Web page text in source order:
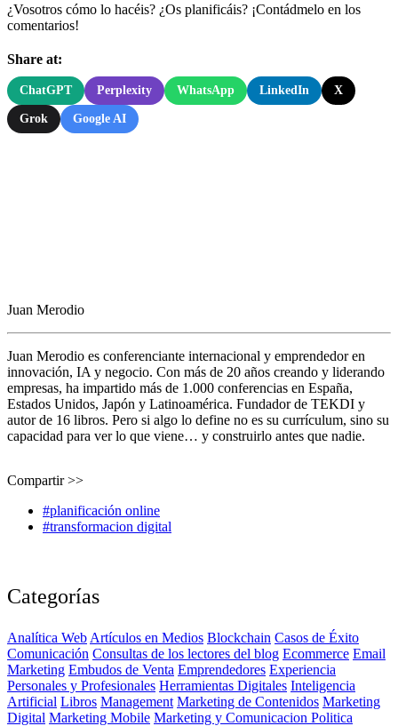
¿Vosotros cómo lo hacéis? ¿Os planificáis? ¡Contádmelo en los
comentarios!
Share at:
ChatGPT Perplexity WhatsApp LinkedIn X
Grok Google AI
Juan Merodio
Juan Merodio es conferenciante internacional y emprendedor en
innovación, IA y negocio. Con más de 20 años creando y liderando
empresas, ha impartido más de 1.000 conferencias en España,
Estados Unidos, Japón y Latinoamérica. Fundador de TEKDI y
autor de 16 libros. Pero si algo lo define no es su currículum, sino su
capacidad para ver lo que viene… y construirlo antes que nadie.
Compartir >>
#planificación online
#transformacion digital
Categorías
Analítica Web Artículos en Medios Blockchain Casos de Éxito
Comunicación Consultas de los lectores del blog Ecommerce Email
Marketing Embudos de Venta Emprendedores Experiencia
Personales y Profesionales Herramientas Digitales Inteligencia
Artificial Libros Management Marketing de Contenidos Marketing
Digital Marketing Mobile Marketing y Comunicacion Politica